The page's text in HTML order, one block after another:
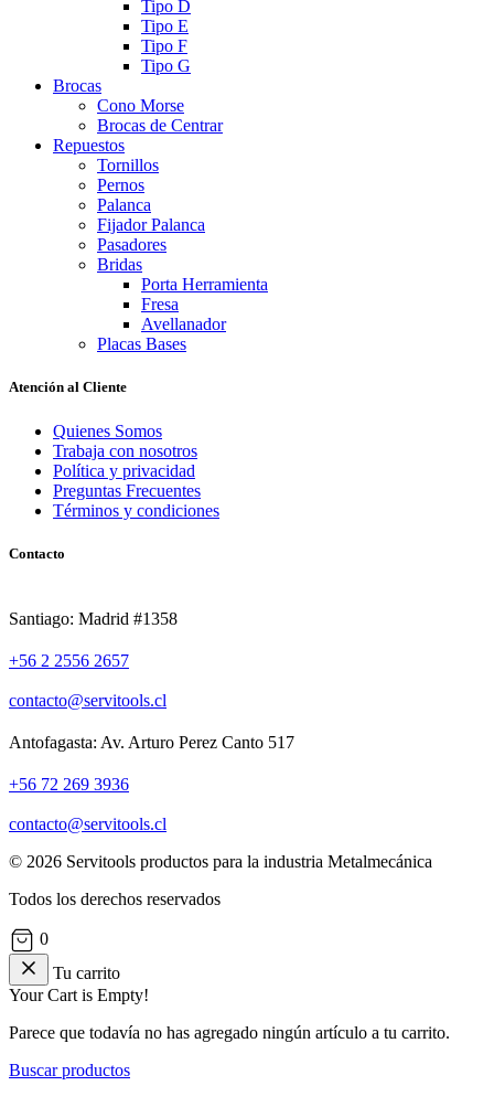
Tipo D
Tipo E
Tipo F
Tipo G
Brocas
Cono Morse
Brocas de Centrar
Repuestos
Tornillos
Pernos
Palanca
Fijador Palanca
Pasadores
Bridas
Porta Herramienta
Fresa
Avellanador
Placas Bases
Atención al Cliente
Quienes Somos
Trabaja con nosotros
Política y privacidad
Preguntas Frecuentes
Términos y condiciones
Contacto
Santiago: Madrid #1358
+56 2 2556 2657
contacto@servitools.cl
Antofagasta: Av. Arturo Perez Canto 517
+56 72 269 3936
contacto@servitools.cl
© 2026 Servitools productos para la industria Metalmecánica
Todos los derechos reservados
0
Tu carrito
Your Cart is Empty!
Parece que todavía no has agregado ningún artículo a tu carrito.
Buscar productos